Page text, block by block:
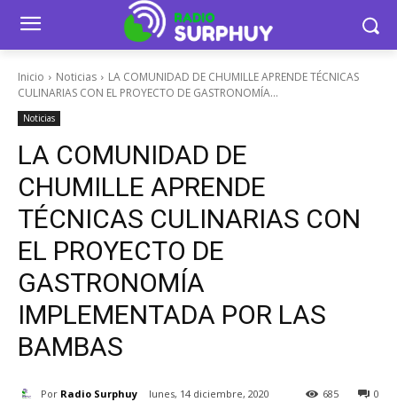
Inicio Noticias
LA COMUNIDAD DE CHUMILLE APRENDE TÉCNICAS
CULINARIAS CON EL PROYECTO DE GASTRONOMÍA...
Noticias
LA COMUNIDAD DE
CHUMILLE APRENDE
TÉCNICAS CULINARIAS CON
EL PROYECTO DE
GASTRONOMÍA
IMPLEMENTADA POR LAS
BAMBAS
Por Radio Surphuy lunes, 14 diciembre, 2020 0
685